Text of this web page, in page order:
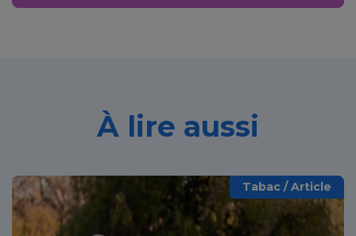
À lire aussi
Tabac / Article